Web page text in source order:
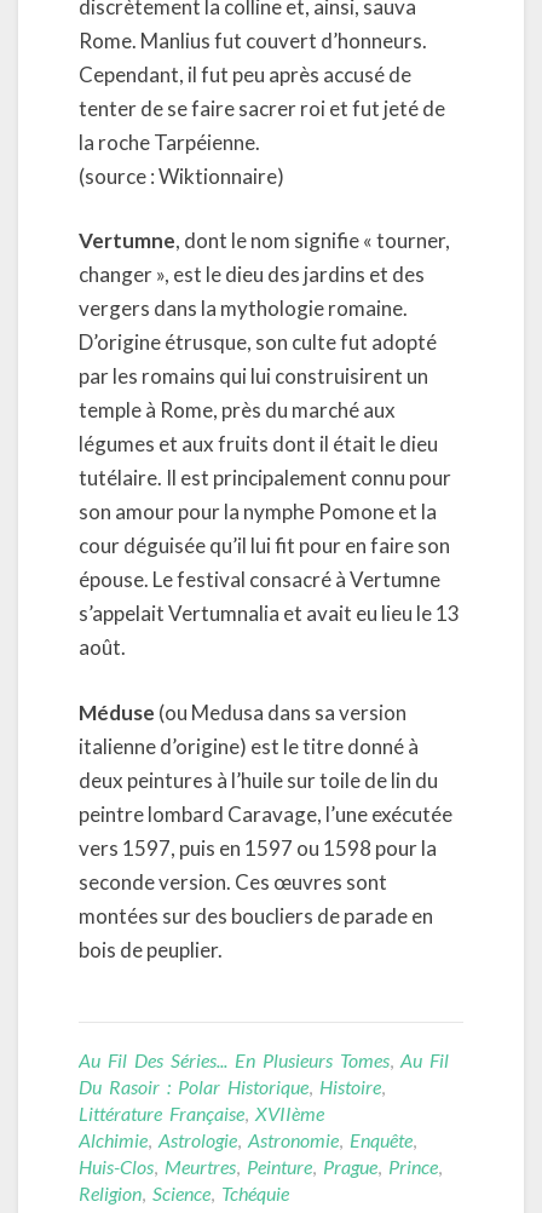
discrètement la colline et, ainsi, sauva
Rome. Manlius fut couvert d’honneurs.
Cependant, il fut peu après accusé de
tenter de se faire sacrer roi et fut jeté de
la roche Tarpéienne.
(source : Wiktionnaire)
Vertumne, dont le nom signifie « tourner,
changer », est le dieu des jardins et des
vergers dans la mythologie romaine.
D’origine étrusque, son culte fut adopté
par les romains qui lui construisirent un
temple à Rome, près du marché aux
légumes et aux fruits dont il était le dieu
tutélaire. Il est principalement connu pour
son amour pour la nymphe Pomone et la
cour déguisée qu’il lui fit pour en faire son
épouse. Le festival consacré à Vertumne
s’appelait Vertumnalia et avait eu lieu le 13
août.
Méduse (ou Medusa dans sa version
italienne d’origine) est le titre donné à
deux peintures à l’huile sur toile de lin du
peintre lombard Caravage, l’une exécutée
vers 1597, puis en 1597 ou 1598 pour la
seconde version. Ces œuvres sont
montées sur des boucliers de parade en
bois de peuplier.
Au Fil Des Séries... En Plusieurs Tomes, Au Fil
Du Rasoir : Polar Historique, Histoire,
Littérature Française, XVIIème
Alchimie, Astrologie, Astronomie, Enquête,
Huis-Clos, Meurtres, Peinture, Prague, Prince,
Religion, Science, Tchéquie